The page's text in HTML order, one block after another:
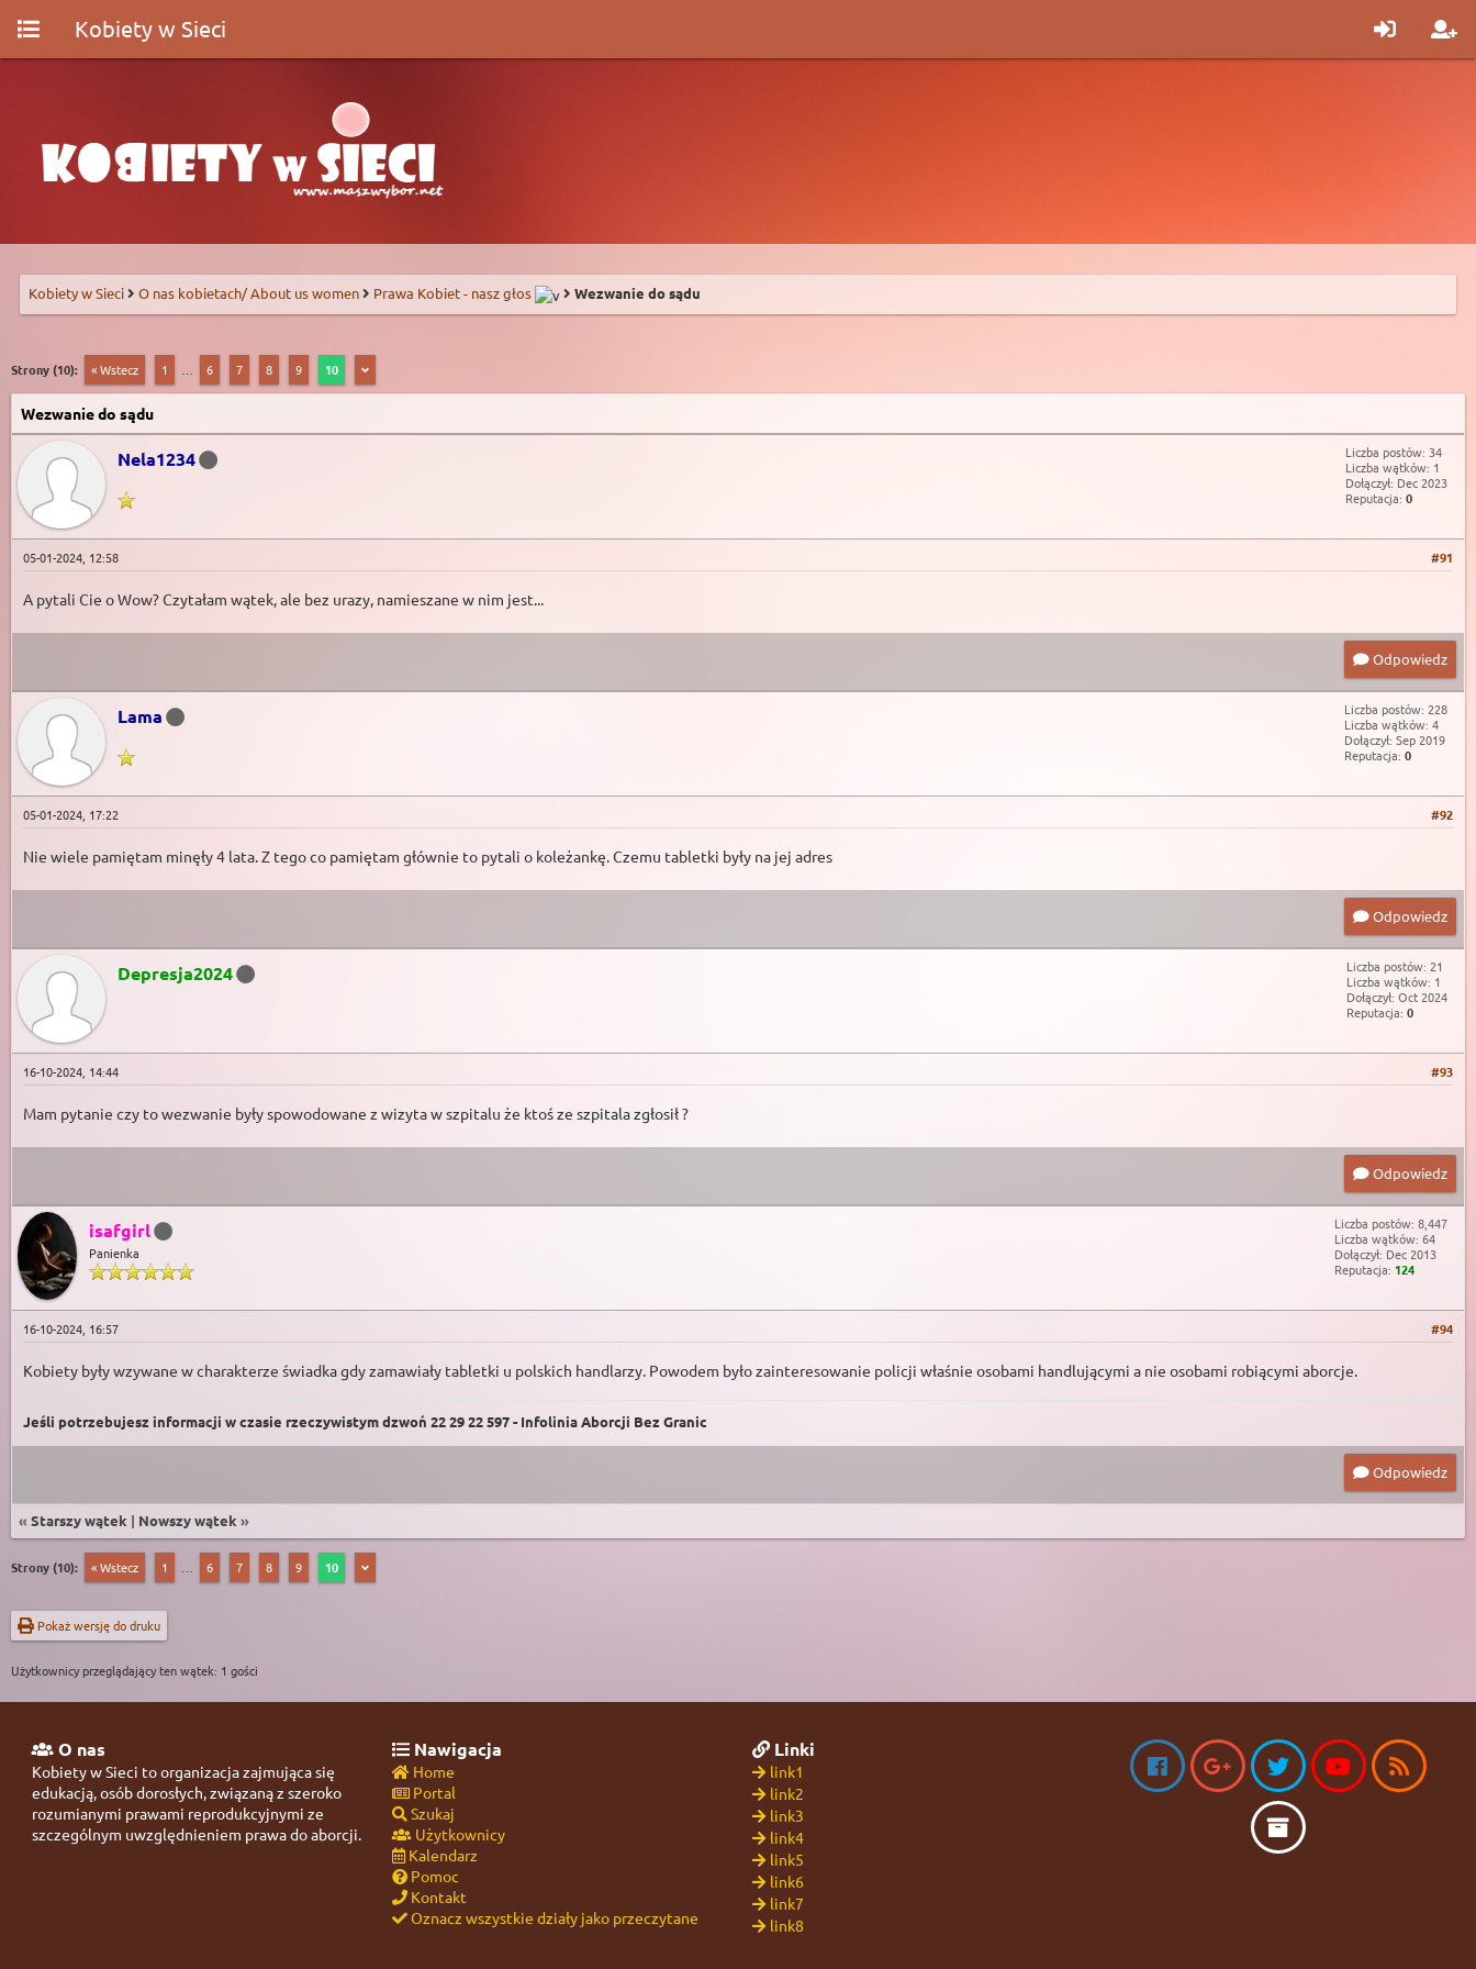
Kobiety w Sieci
Kobiety w Sieci O nas kobietach/ About us women Prawa Kobiet - nasz głos Wezwanie do sądu
Strony (10): « Wstecz 1 6 7 8 9 10
Wezwanie do sądu
Nela1234
Liczba postów: 34
Liczba wątków: 1
Dołączył: Dec 2023
Reputacja: 0
#91
05-01-2024, 12:58
A pytali Cie o Wow? Czytałam wątek, ale bez urazy, namieszane w nim jest...
Odpowiedz
Lama
Liczba postów: 228
Liczba wątków: 4
Dołączył: Sep 2019
Reputacja: 0
#92
05-01-2024, 17:22
Nie wiele pamiętam minęły 4 lata. Z tego co pamiętam głównie to pytali o koleżankę. Czemu tabletki były na jej adres
Odpowiedz
Depresja2024
Liczba postów: 21
Liczba wątków: 1
Dołączył: Oct 2024
Reputacja: 0
#93
16-10-2024, 14:44
Mam pytanie czy to wezwanie były spowodowane z wizyta w szpitalu że ktoś ze szpitala zgłosił ?
Odpowiedz
isafgirl
Panienka
Liczba postów: 8,447
Liczba wątków: 64
Dołączył: Dec 2013
Reputacja: 124
#94
16-10-2024, 16:57
Kobiety były wzywane w charakterze świadka gdy zamawiały tabletki u polskich handlarzy. Powodem było zainteresowanie policji właśnie osobami handlującymi a nie osobami robiącymi aborcje.
Jeśli potrzebujesz informacji w czasie rzeczywistym dzwoń 22 29 22 597 - Infolinia Aborcji Bez Granic
Odpowiedz
« Starszy wątek | Nowszy wątek »
Strony (10): « Wstecz 1 6 7 8 9 10
Pokaż wersję do druku
Użytkownicy przeglądający ten wątek: 1 gości
O nas
Kobiety w Sieci to organizacja zajmująca się
edukacją, osób dorosłych, związaną z szeroko
rozumianymi prawami reprodukcyjnymi ze
szczególnym uwzględnieniem prawa do aborcji.
Nawigacja
Home
Portal
Szukaj
Użytkownicy
Kalendarz
Pomoc
Kontakt
Oznacz wszystkie działy jako przeczytane
Linki
link1
link2
link3
link4
link5
link6
link7
link8